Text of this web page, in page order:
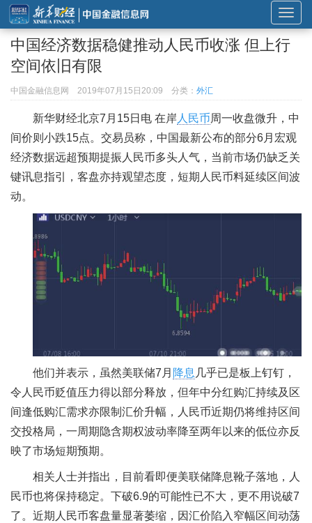
展
开
或
导
航
中国经济数据稳健推动人民币收涨 但上行
空间依旧有限
中国金融信息网 2019年07月15日20:09 分类： 外汇
新华财经北京7月15日电 在岸 人民币周一收盘微升，中
间价则小跌15点。交易员称，中国最新公布的部分6月宏观
经济数据远超预期提振人民币多头人气，当前市场仍缺乏关
键讯息指引，客盘亦持观望态度，短期人民币料延续区间波
动。
他们并表示，虽然美联储7月 降息 几乎已是板上钉钉，
令人民币贬值压力得以部分释放，但年中分红购汇持续及区
间逢低购汇需求亦限制汇价升幅，人民币近期仍将维持区间
交投格局，一周期隐含期权波动率降至两年以来的低位亦反
映了市场短期预期。
相关人士并指出，目前看即便美联储降息靴子落地，人
民币也将保持稳定。下破6.9的可能性已不大，更不用说破7
了。近期人民币客盘量显著萎缩，因汇价陷入窄幅区间动荡